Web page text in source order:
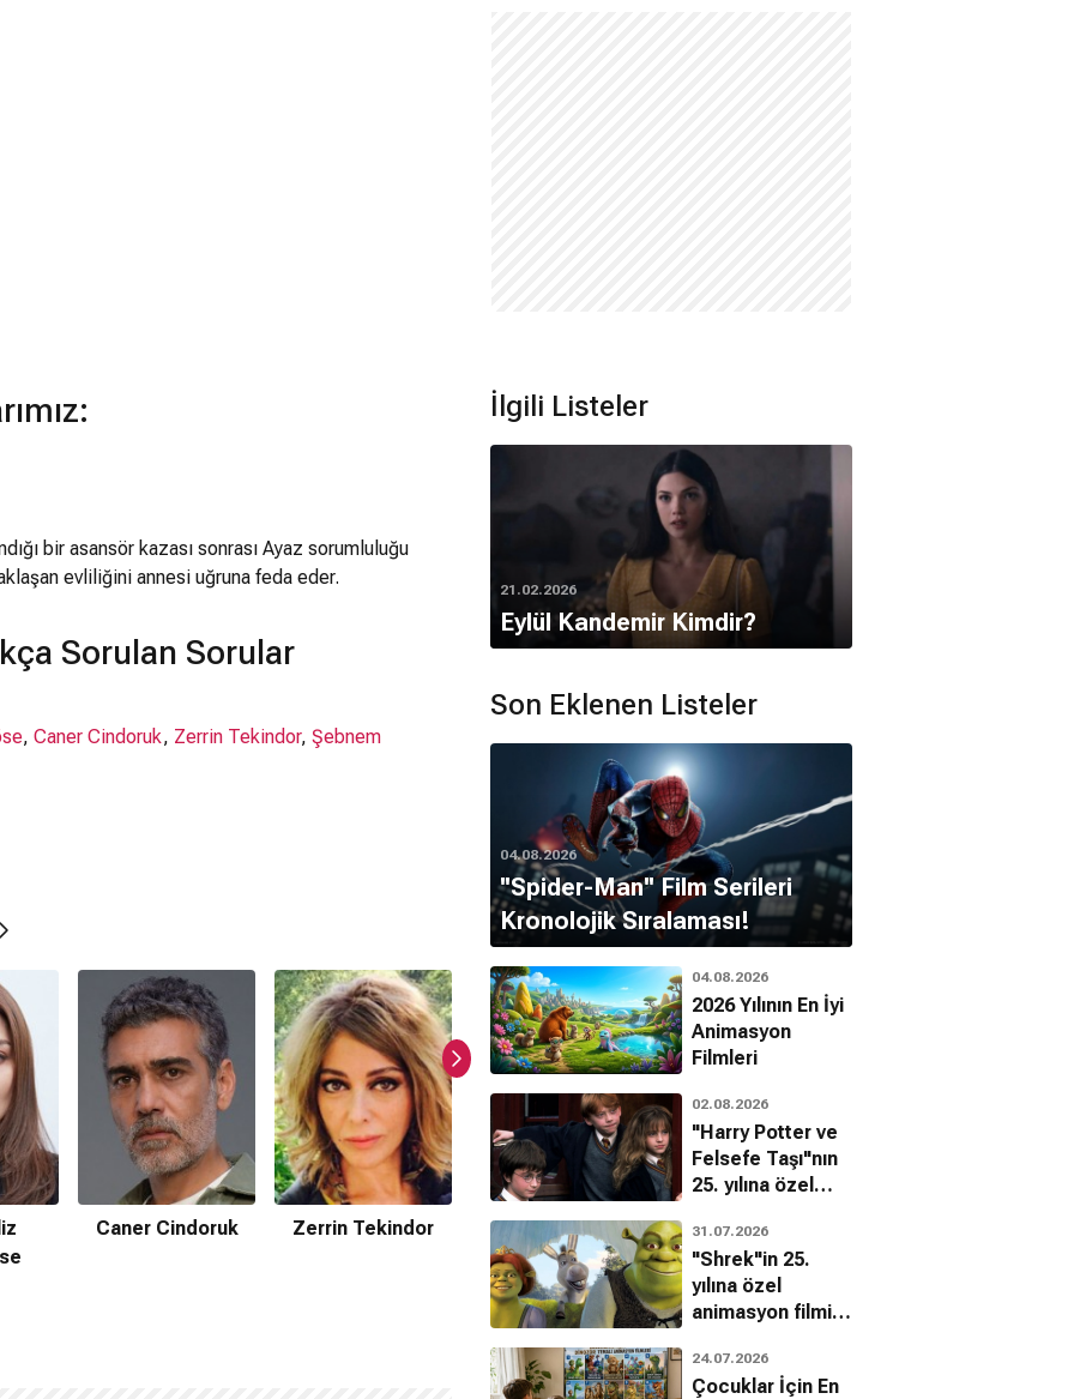
bir asansör kazası sonrası Ayaz sorumluluğu
evliliğini annesi uğruna feda eder.
Sorulan Sorular
, Caner Cindoruk, Zerrin Tekindor, Şebnem
var?
Caner Cindoruk
Zerrin Tekindor
Şebnem Dönmez
Müfit Kayacan
İlgili Listeler
21.02.2026
Eylül Kandemir Kimdir?
Son Eklenen Listeler
04.08.2026
''Spider-Man'' Film Serileri
Kronolojik Sıralaması!
04.08.2026
2026 Yılının En İyi
Animasyon
Filmleri
02.08.2026
"Harry Potter ve
Felsefe Taşı"nın
25. yılına özel
bilinmeyenleri!
31.07.2026
"Shrek"in 25.
yılına özel
animasyon filmin
24.07.2026
Çocuklar İçin En